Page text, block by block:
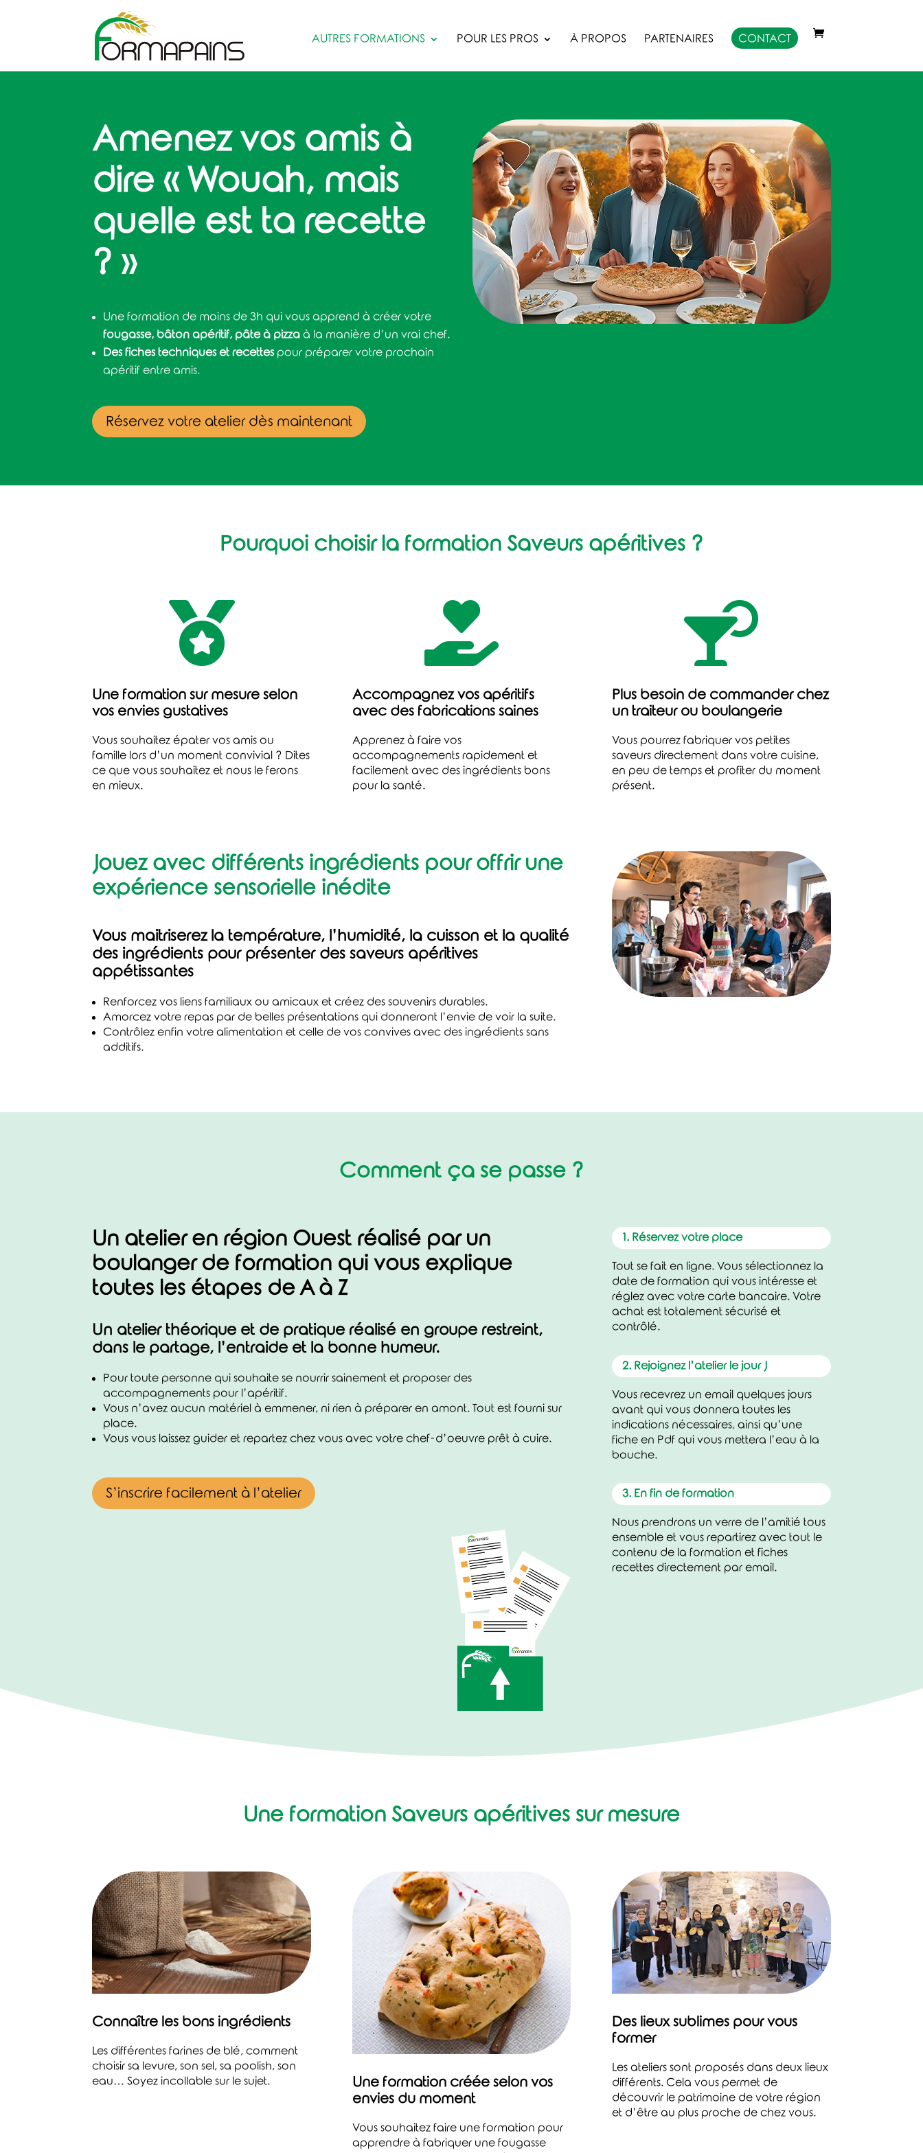
AUTRES FORMATIONS POUR LES PROS À PROPOS PARTENAIRES CONTACT
Amenez vos amis à
dire « Wouah, mais
quelle est ta recette
? »
Une formation de moins de 3h qui vous apprend à créer votre
fougasse, bâton apéritif, pâte à pizza à la manière d’un vrai chef.
Des fiches techniques et recettespour préparer votre prochain
apéritif entre amis.
Réservez votre atelier dès maintenant
Pourquoi choisir la formation Saveurs apéritives ?

Une formation sur mesure selon
vos envies gustatives
Vous souhaitez épater vos amis ou
famille lors d’un moment convivial ? Dites
ce que vous souhaitez et nous le ferons
en mieux.

Accompagnez vos apéritifs
avec des fabrications saines
Apprenez à faire vos
accompagnements rapidement et
facilement avec des ingrédients bons
pour la santé.

Plus besoin de commander chez
un traiteur ou boulangerie
Vous pourrez fabriquer vos petites
saveurs directement dans votre cuisine,
en peu de temps et profiter du moment
présent.
Jouez avec différents ingrédients pour offrir une
expérience sensorielle inédite
Vous maitriserez la température, l’humidité, la cuisson et la qualité
des ingrédients pour présenter des saveurs apéritives
appétissantes
Renforcez vos liens familiaux ou amicaux et créez des souvenirs durables.
Amorcez votre repas par de belles présentations qui donneront l’envie de voir la suite.
Contrôlez enfin votre alimentation et celle de vos convives avec des ingrédients sans
additifs.
Comment ça se passe ?
Un atelier en région Ouest réalisé par un
boulanger de formation qui vous explique
toutes les étapes de A à Z
Un atelier théorique et de pratique réalisé en groupe restreint,
dans le partage, l’entraide et la bonne humeur.
Pour toute personne qui souhaite se nourrir sainement et proposer des
accompagnements pour l’apéritif.
Vous n’avez aucun matériel à emmener, ni rien à préparer en amont. Tout est fourni sur
place.
Vous vous laissez guider et repartez chez vous avec votre chef-d’oeuvre prêt à cuire.
S’inscrire facilement à l’atelier
1. Réservez votre place
Tout se fait en ligne. Vous sélectionnez la
date de formation qui vous intéresse et
réglez avec votre carte bancaire. Votre
achat est totalement sécurisé et
contrôlé.
2. Rejoignez l’atelier le jour J
Vous recevrez un email quelques jours
avant qui vous donnera toutes les
indications nécessaires, ainsi qu’une
fiche en Pdf qui vous mettera l’eau à la
bouche.
3. En fin de formation
Nous prendrons un verre de l’amitié tous
ensemble et vous repartirez avec tout le
contenu de la formation et fiches
recettes directement par email.
Une formation Saveurs apéritives sur mesure
Connaître les bons ingrédients
Les différentes farines de blé, comment
choisir sa levure, son sel, sa poolish, son
eau… Soyez incollable sur le sujet.
Une formation créée selon vos
envies du moment
Vous souhaitez faire une formation pour
apprendre à fabriquer une fougasse
Des lieux sublimes pour vous
former
Les ateliers sont proposés dans deux lieux
différents. Cela vous permet de
découvrir le patrimoine de votre région
et d’être au plus proche de chez vous.